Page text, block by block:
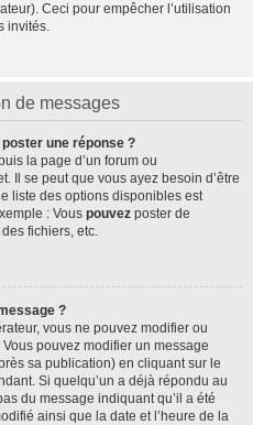
Ceci pour empêcher l’utilisation
invités.
de messages
une réponse ?
la page d’un forum ou
Il se peut que vous ayez besoin d’être
liste des options disponibles est
: Vous pouvez poster de
fichiers, etc.
?
vous ne pouvez modifier ou
pouvez modifier un message
sa publication) en cliquant sur le
Si quelqu’un a déjà répondu au
du message indiquant qu’il a été
ainsi que la date et l’heure de la